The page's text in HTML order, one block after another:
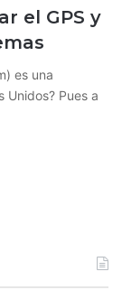
el GPS y
es una
Pues a